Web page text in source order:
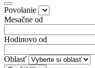
Povolanie
Mesačne od
Hodinovo od
Oblasť